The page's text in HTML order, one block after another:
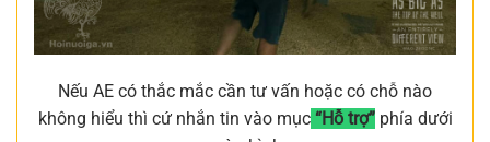
Nếu AE có thắc mắc cần tư vấn hoặc có chỗ nào
không hiểu thì cứ nhắn tin vào mục “Hỗ trợ”phía dưới